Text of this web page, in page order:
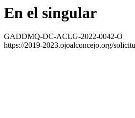
En el singular
GADDMQ-DC-ACLG-2022-0042-O
https://2019-2023.ojoalconcejo.org/